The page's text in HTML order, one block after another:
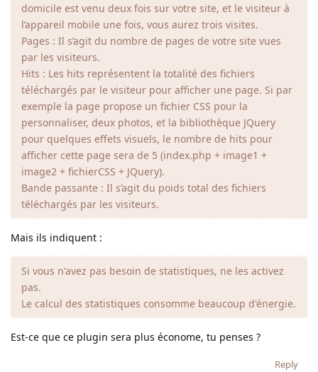
domicile est venu deux fois sur votre site, et le visiteur à
l’appareil mobile une fois, vous aurez trois visites.
Pages : Il s’agit du nombre de pages de votre site vues
par les visiteurs.
Hits : Les hits représentent la totalité des fichiers
téléchargés par le visiteur pour afficher une page. Si par
exemple la page propose un fichier CSS pour la
personnaliser, deux photos, et la bibliothèque JQuery
pour quelques effets visuels, le nombre de hits pour
afficher cette page sera de 5 (index.php + image1 +
image2 + fichierCSS + JQuery).
Bande passante : Il s’agit du poids total des fichiers
téléchargés par les visiteurs.
Mais ils indiquent :
Si vous n'avez pas besoin de statistiques, ne les activez
pas.
Le calcul des statistiques consomme beaucoup d'énergie.
Est-ce que ce plugin sera plus économe, tu penses ?
Reply